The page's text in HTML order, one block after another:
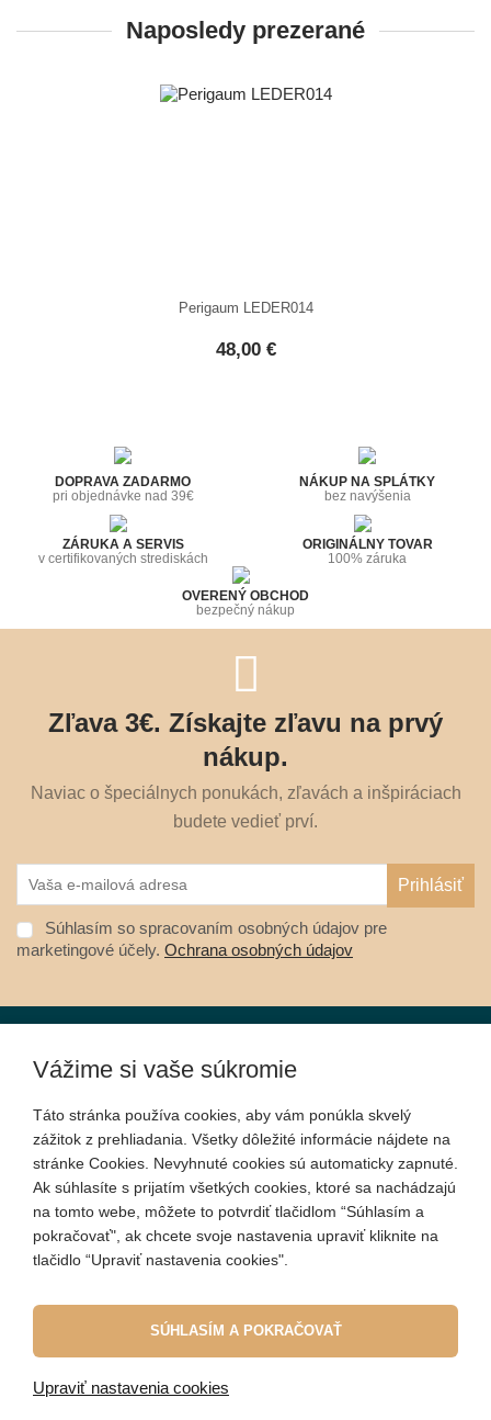
Naposledy prezerané
Perigaum LEDER014
48,00 €
DOPRAVA ZADARMO
pri objednávke nad 39€
NÁKUP NA SPLÁTKY
bez navýšenia
ZÁRUKA A SERVIS
v certifikovaných strediskách
ORIGINÁLNY TOVAR
100% záruka
OVERENÝ OBCHOD
bezpečný nákup
Zľava 3€. Získajte zľavu na prvý
nákup.
Naviac o špeciálnych ponukách, zľavách a inšpiráciach
budete vedieť prví.
Súhlasím so spracovaním osobných údajov pre
marketingové účely. Ochrana osobných údajov
O nákupe
Informácie
Kontakt
Vážime si vaše súkromie
Táto stránka používa cookies, aby vám ponúkla skvelý
zážitok z prehliadania. Všetky dôležité informácie nájdete na
stránke Cookies. Nevyhnuté cookies sú automaticky zapnuté.
Ak súhlasíte s prijatím všetkých cookies, ktoré sa nachádzajú
na tomto webe, môžete to potvrdiť tlačidlom “Súhlasím a
pokračovať", ak chcete svoje nastavenia upraviť kliknite na
tlačidlo “Upraviť nastavenia cookies".
SÚHLASÍM A POKRAČOVAŤ
Upraviť nastavenia cookies